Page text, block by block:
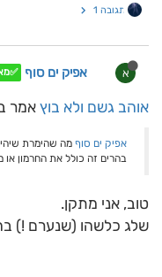
תגובה 1
א אפיק ים סוף
אוהב גשם ולא בוץ אמר
אפיק ים סוף מה שהימרת
בהרים זה כולל את החרמון
טוב, אני מתקן.
שלג כלשהו (שנערם !) בהרי